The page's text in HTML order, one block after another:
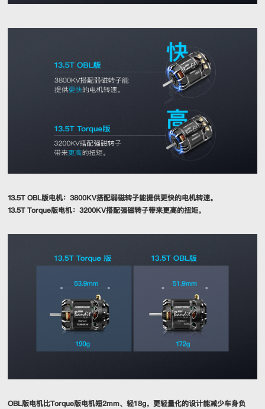
13.5T OBL版电机：3800KV搭配弱磁转子能提供更快的电机转速。
13.5T Torque版电机：3200KV搭配强磁转子带来更高的扭矩。
OBL版电机比Torque版电机短2mm、轻18g，更轻量化的设计能减少车身负